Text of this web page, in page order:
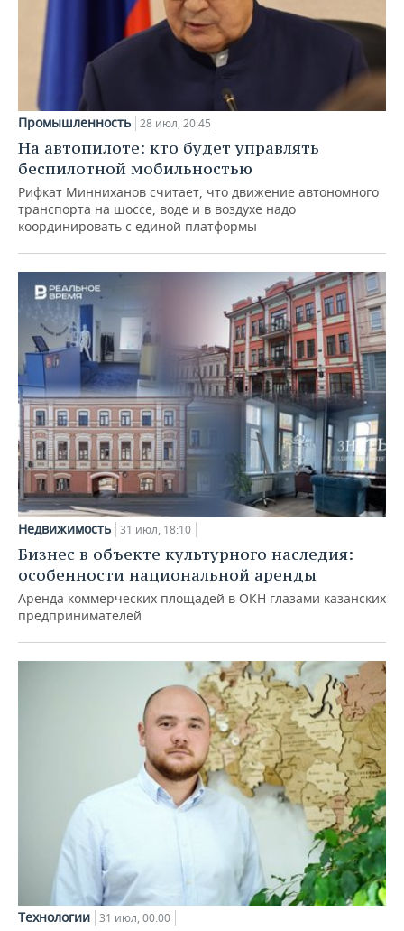
Промышленность 28 июл, 20:45
На автопилоте: кто будет управлять
беспилотной мобильностью
Рифкат Минниханов считает, что движение автономного
транспорта на шоссе, воде и в воздухе надо
координировать с единой платформы
Недвижимость 31 июл, 18:10
Бизнес в объекте культурного наследия:
особенности национальной аренды
Аренда коммерческих площадей в ОКН глазами казанских
предпринимателей
Технологии 31 июл, 00:00